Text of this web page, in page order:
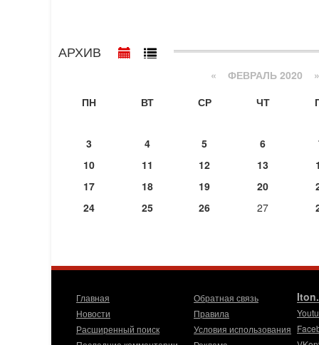
АРХИВ
« ФЕВРАЛЬ 2020 »
ПН
ВТ СР ЧТ
3
4 5 6
10
11 12 13
17
18 19 20
24
25 26 27
Главная
Новости
Расширенный поиск
Обратная связь
Правила
Условия использования